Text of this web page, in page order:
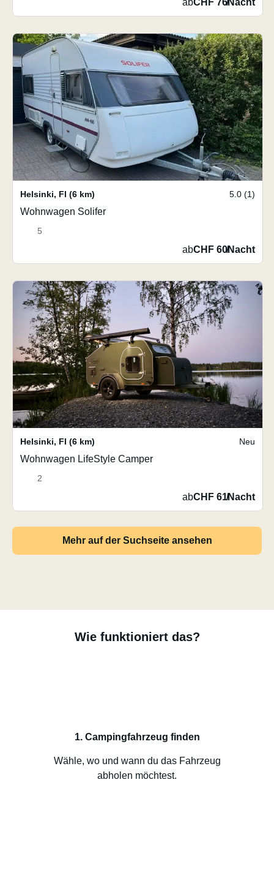
abCHF 76/Nacht
Helsinki, FI (6 km) 5.0 (1)
Wohnwagen Solifer
5
abCHF 60/Nacht
Helsinki, FI (6 km) Neu
Wohnwagen LifeStyle Camper
2
abCHF 61/Nacht
Mehr auf der Suchseite ansehen
Wie funktioniert das?
1. Campingfahrzeug finden
Wähle, wo und wann du das Fahrzeug
abholen möchtest.